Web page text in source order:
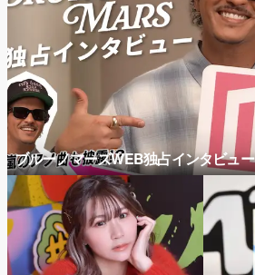
ブルーノマーズWEB独占インタビュー